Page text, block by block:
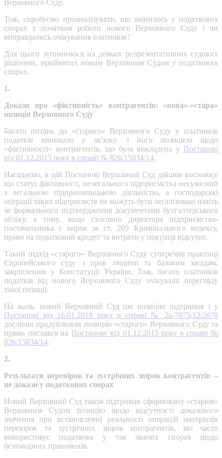
Верховного Суду.
Тож, спробуємо проаналізувати, що змінилось у податкових
спорах з початком роботи нового Верховного Суду і чи
виправдались очікування платників?
Для цього зупинимося на деяких репрезентативних судових
рішеннях, прийнятих новим Верховним Судом у податкових
спорах.
1.
Докази про «фіктивність» контрагентів: «нова»-«стара»
позиція Верховного Суду
Багато питань до «старого» Верховного Суду у платників
податків виникало у зв’язку з його позицією щодо
«фіктивності» контрагентів, що була викладена у Постанові
від 01.12.2015 року в справі № 826/15034/14.
Нагадаємо, в цій Постанові Верховний Суд дійшов висновку,
що статус фіктивного, нелегального підприємства несумісний
з легальною підприємницькою діяльністю, а господарські
операції таких підприємств не можуть бути легалізовані навіть
за формального підтвердження документами бухгалтерського
обліку, а тому, якщо стосовно директора підприємства-
постачальника є вирок за ст. 205 Кримінального кодексу,
право на податковий кредит та витрати у покупця відсутнє.
Такий підхід «старого» Верховного Суду суперечив практиці
Європейського суду з прав людини та базовим засадам,
закріпленим у Конституції України. Тож, багато платників
податків від нового Верховного Суду очікували перегляду
такої позиції.
На жаль, новий Верховний Суд цю позицію підтримав і у
Постанові від 16.01.2018 року в справі № 2а-7075/12/2670
дослівно продублював позицію «старого» Верховного Суду та
прямо послався на Постанову від 01.12.2015 року в справі №
826/15034/14.
2.
Результати перевірок та зустрічних звірок контрагентів –
не докази у податкових спорах
Новий Верховний Суд також підтримав сформовану «старим»
Верховним Судом позицію щодо відсутності доказового
значення при встановленні реальності операцій матеріалів
перевірок та зустрічних звірок контрагентів, які часто
використовує податкова у так званих спорах щодо
безтоварних правочинів.